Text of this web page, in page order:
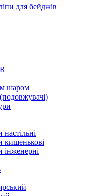
для бейджів
шаром
настільні
кишенькові
інженерні